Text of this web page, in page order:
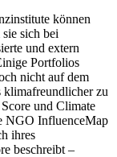
können
sich bei
und extern
Portfolios
nicht auf dem
klimafreundlicher zu
und Climate
NGO InfluenceMap
ihres
beschreibt –